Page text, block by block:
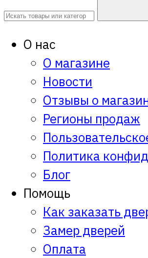
О нас
О магазине
Новости
Отзывы о
Регионы продаж
Политика
Блог
Помощь
Как заказать
Замер дверей
Оплата